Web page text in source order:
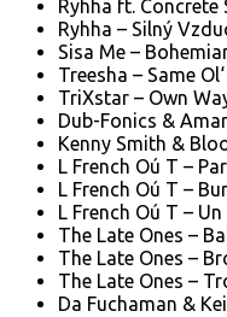
Ryhha ft. Concrete
Ryhha – Silný
Sisa Me –
Treesha – Same
TriXstar – Own
Dub-Fonics &
Kenny Smith &
L French Oú T –
L French Oú T –
L French Oú T –
The Late Ones –
The Late Ones –
The Late Ones –
Da Fuchaman &